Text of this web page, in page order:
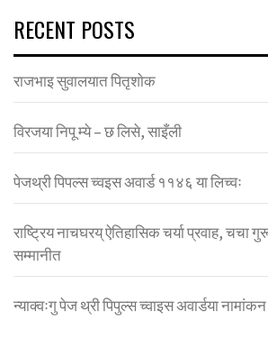
RECENT POSTS
राजभाइ सुवालयात पितृशाेक
विरजया निपू म्ये – छ लिसे, साइँली
पेजथ्री पिपल्स च्वइस अवार्ड ११४६ या लिच्वः
राष्ट्रिय नाचघरय् ऐतिहासिक चर्या प्रवाह, चचा
सम्मानीत
न्याक्वःगु पेज थ्री पिपुल्स च्वाइस अवार्डया नामांकन